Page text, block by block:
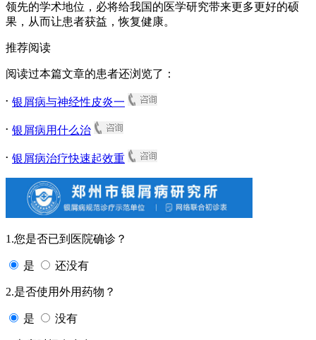
领先的学术地位，必将给我国的医学研究带来更多更好的硕
果，从而让患者获益，恢复健康。
推荐阅读
阅读过本篇文章的患者还浏览了：
. 银屑病与神经性皮炎一
. 银屑病用什么治
. 银屑病治疗快速起效重
1.您是否已到医院确诊？
是 还没有
2.是否使用外用药物？
是 没有